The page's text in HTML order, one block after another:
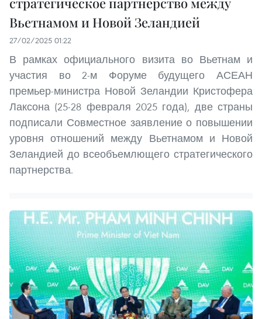
Вьетнамом и Новой Зеландией
27/02/2025 01:22
В рамках официального визита во Вьетнам и
участия во 2-м Форуме будущего АСЕАН
премьер-министра Новой Зеландии Кристофера
Лаксона (25-28 февраля 2025 года), две страны
подписали Совместное заявление о повышении
уровня отношений между Вьетнамом и Новой
Зеландией до всеобъемлющего стратегического
партнерства.